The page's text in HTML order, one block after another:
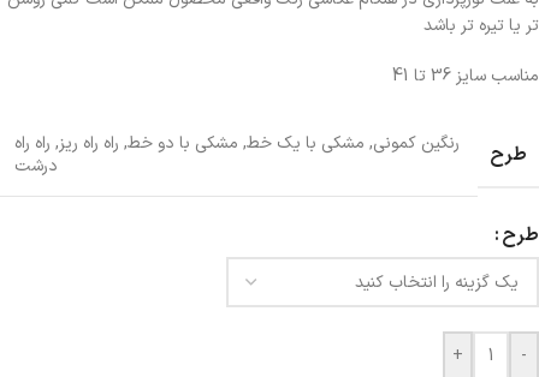
تر یا تیره تر باشد
مناسب سایز 36 تا 41
طرح رنگین کمونی, مشکی با یک خط, مشکی با دو خط, راه راه ریز, راه راه
درشت
طرح
-
+